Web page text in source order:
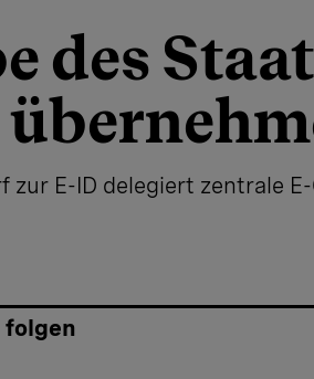
des
zur E-ID delegiert zentrale
folgen